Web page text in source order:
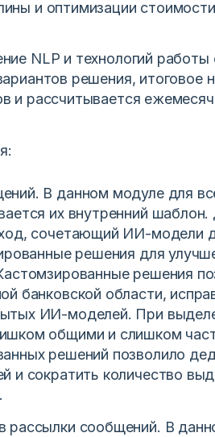
и оптимизации
NLP и технологий
решения, итоговое
и рассчитывается
В данном модуле для
их внутренний шаблон.
сочетающий ИИ-модели
решения для
решения
банковской области,
ИИ-моделей. При
общими и слишком
решений позволило
и сократить количество
рассылки сообщений. В